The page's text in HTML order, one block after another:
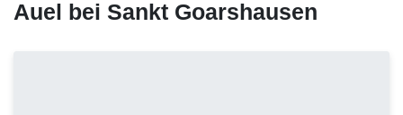
Auel bei Sankt Goarshausen